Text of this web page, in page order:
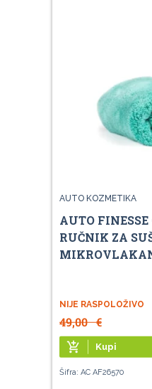
AUTO KOZMETIKA
AUTO
RUČNIK ZA
NIJE RASPOLOŽIVO
49,00€
add_shopping_cart Kupi
Šifra: AC AF26570